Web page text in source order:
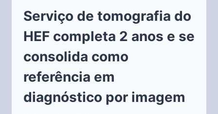
Serviço de tomografia do
HEF completa 2 anos e se
consolida como
referência em
diagnóstico por imagem